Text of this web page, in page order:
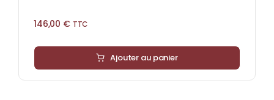
146,00 € TTC
Ajouter au panier